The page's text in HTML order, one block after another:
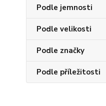
Podle jemnosti
Podle velikosti
Podle značky
Podle příležitosti